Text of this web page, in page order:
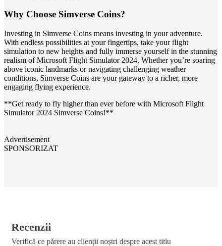
Why Choose Simverse Coins?
Investing in Simverse Coins means investing in your adventure.
With endless possibilities at your fingertips, take your flight
simulation to new heights and fully immerse yourself in the stunning
realism of Microsoft Flight Simulator 2024. Whether you’re soaring
above iconic landmarks or navigating challenging weather
conditions, Simverse Coins are your gateway to a richer, more
engaging flying experience.
**Get ready to fly higher than ever before with Microsoft Flight
Simulator 2024 Simverse Coins!**
Advertisement
SPONSORIZAT
Recenzii
Verifică ce părere au clienții noștri despre acest titlu